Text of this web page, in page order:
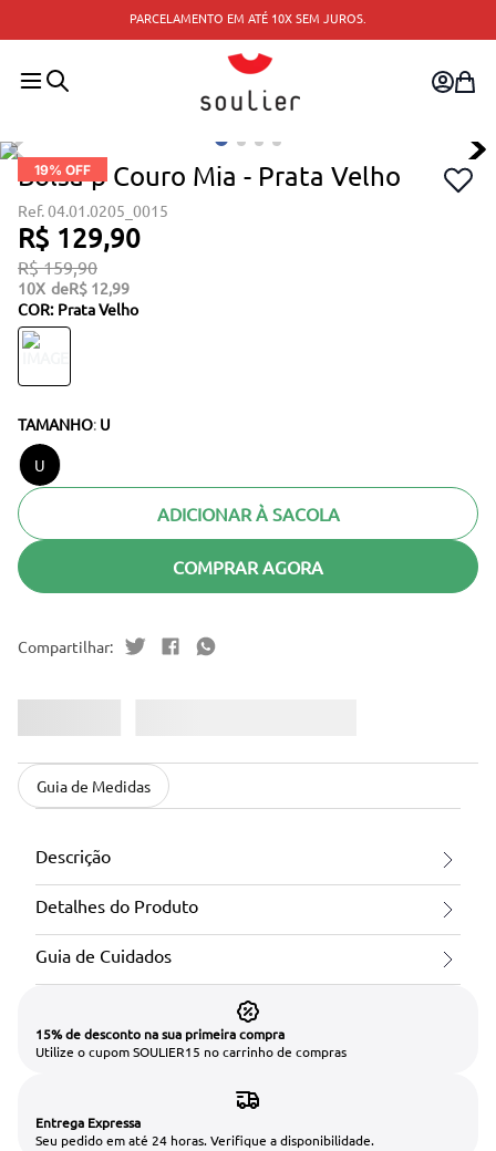
PARCELAMENTO EM ATÉ 10X SEM JUROS.
19% OFF
Bolsa p Couro Mia - Prata Velho
04.01.0205_0015
R$ 129,90
R$ 159,90
10 R$ 12,99
COR: Prata Velho
TAMANHO: U
U
ADICIONAR À SACOLA
COMPRAR AGORA
Guia de Medidas
Descrição
Detalhes do Produto
Guia de Cuidados
15% de desconto na sua primeira compra
Utilize o cupom SOULIER15 no carrinho de compras
Entrega Expressa
Seu pedido em até 24 horas. Verifique a disponibilidade.